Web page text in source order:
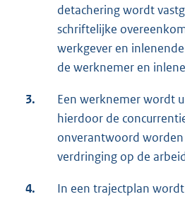
detachering wordt
schriftelijke
werkgever en
de werknemer en
3.
Een werknemer wordt
hierdoor de
onverantwoord
verdringing op de
4.
In een trajectplan